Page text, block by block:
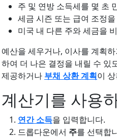
주 및 연방 소득세를 몇 초
세금 시즌 또는 급여 조정
미국 내 다른 주와 세금을
예산을 세우거나, 이사를 계획
하여 더 나은 결정을 내릴 수 있
제공하거나 부채 상환 계획이
계산기를 사용
연간 소득을 입력합니다.
드롭다운에서 주를 선택합